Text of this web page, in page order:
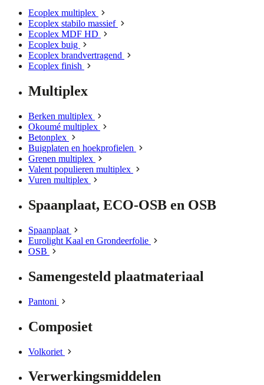
Ecoplex multiplex
Ecoplex stabilo massief
Ecoplex MDF HD
Ecoplex buig
Ecoplex brandvertragend
Ecoplex finish
Multiplex
Berken multiplex
Okoumé multiplex
Betonplex
Buigplaten en hoekprofielen
Grenen multiplex
Valent populieren multiplex
Vuren multiplex
Spaanplaat, ECO-OSB en OSB
Spaanplaat
Eurolight Kaal en Grondeerfolie
OSB
Samengesteld plaatmateriaal
Pantoni
Composiet
Volkoriet
Verwerkingsmiddelen